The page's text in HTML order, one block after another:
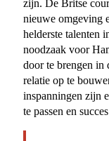
zijn. De Britse
nieuwe omgeving
helderste talenten
noodzaak voor
door te brengen in
relatie op te
inspanningen zijn
te passen en